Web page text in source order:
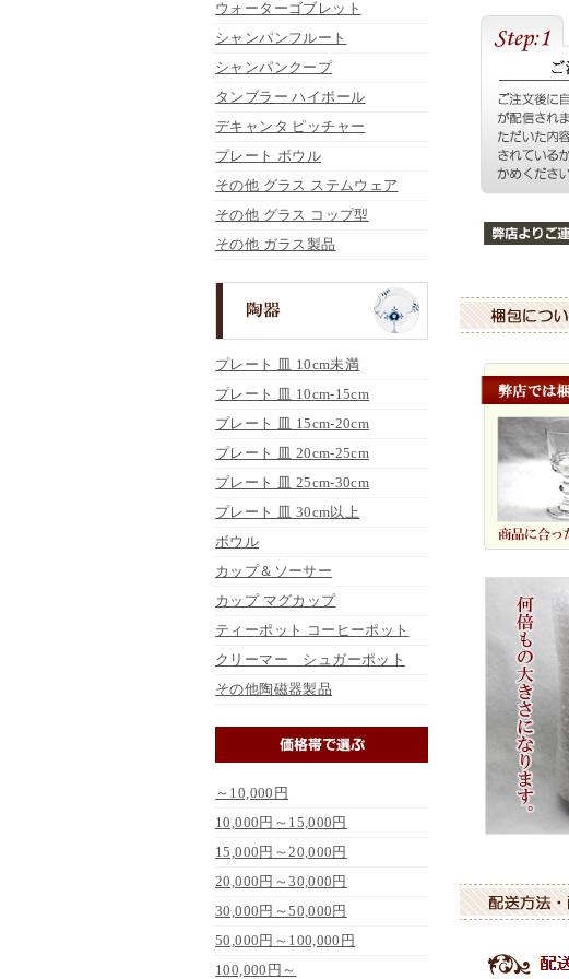
ウォーターゴブレット
シャンパンフルート
シャンパンクープ
タンブラー ハイボール
デキャンタ ピッチャー
プレート ボウル
その他 グラス ステムウェア
その他 グラス コップ型
その他 ガラス製品
プレート 皿 10cm未満
プレート 皿 10cm-15cm
プレート 皿 15cm-20cm
プレート 皿 20cm-25cm
プレート 皿 25cm-30cm
プレート 皿 30cm以上
ボウル
カップ＆ソーサー
カップ マグカップ
ティーポット コーヒーポット
クリーマー シュガーポット
その他陶磁器製品
～10,000円
10,000円～15,000円
15,000円～20,000円
20,000円～30,000円
30,000円～50,000円
50,000円～100,000円
100,000円～